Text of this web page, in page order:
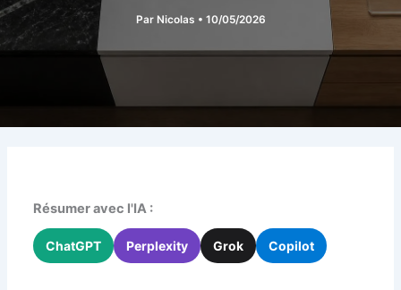
Par Nicolas • 10/05/2026
Résumer avec l'IA :
ChatGPT Perplexity Grok Copilot